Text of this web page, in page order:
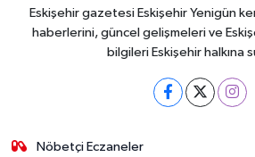
Eskişehir gazetesi Eskişehir Yenigün
haberlerini, güncel gelişmeleri ve
bilgileri Eskişehir halkına
Nöbetçi Eczaneler